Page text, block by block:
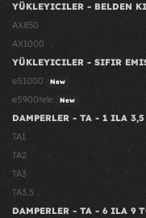
YÜKLEYICILER - BELDEN
AX850
AX1000
YÜKLEYICILER - SIFIR
eS1000
New
eS900tele New
DAMPERLER - TA - 1 ILA
TA1
TA2
TA3
TA3.5
DAMPERLER - TA - 6 ILA 9